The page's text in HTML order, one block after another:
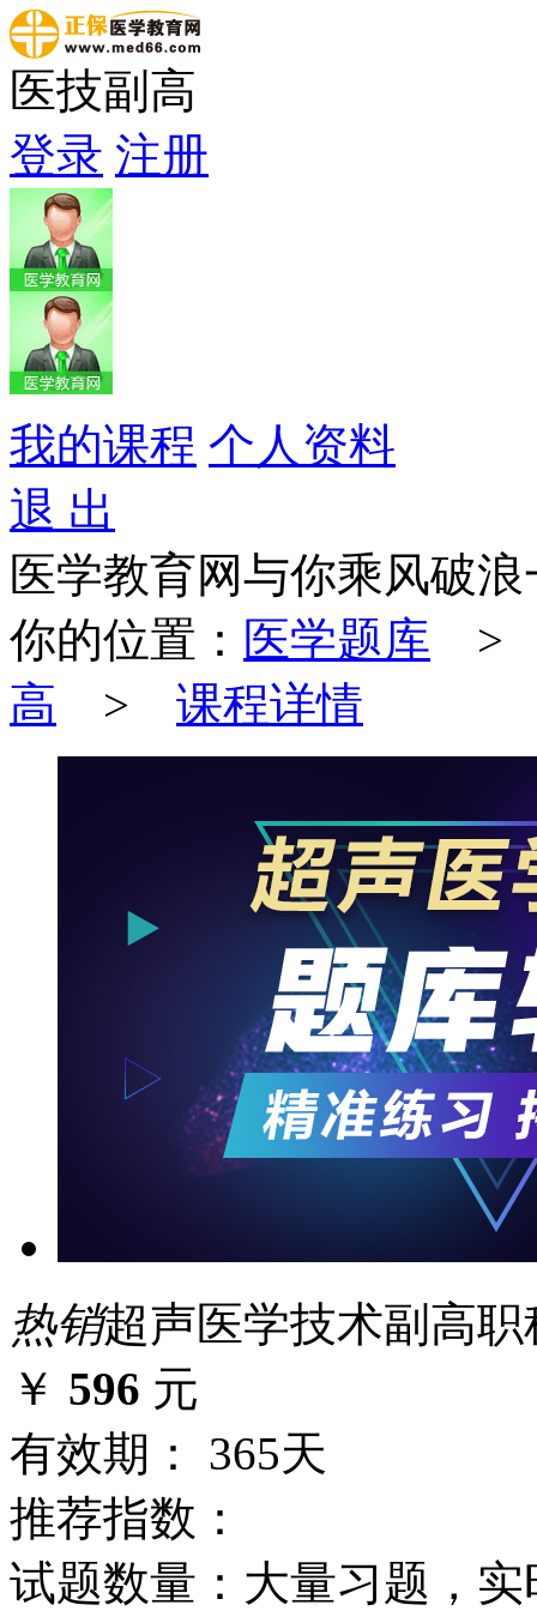
医技副高
登录 注册
我的课程 个人资料
退 出
医学教育网与你乘风破
你的位置： 医学题库
高 > 课程详情
热销超声医学技术副高
￥ 596 元
有效期： 365天
推荐指数：
试题数量：大量习题，实